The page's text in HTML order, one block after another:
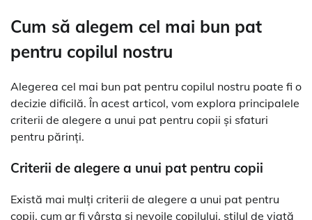
Cum să alegem cel mai bun pat
pentru copilul nostru
Alegerea cel mai bun pat pentru copilul nostru poate fi o
decizie dificilă. În acest articol, vom explora principalele
criterii de alegere a unui pat pentru copii și sfaturi
pentru părinți.
Criterii de alegere a unui pat pentru copii
Există mai mulți criterii de alegere a unui pat pentru
copii, cum ar fi vârsta și nevoile copilului, stilul de viață